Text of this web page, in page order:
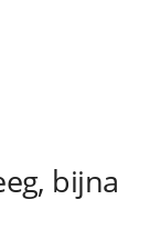
bijna